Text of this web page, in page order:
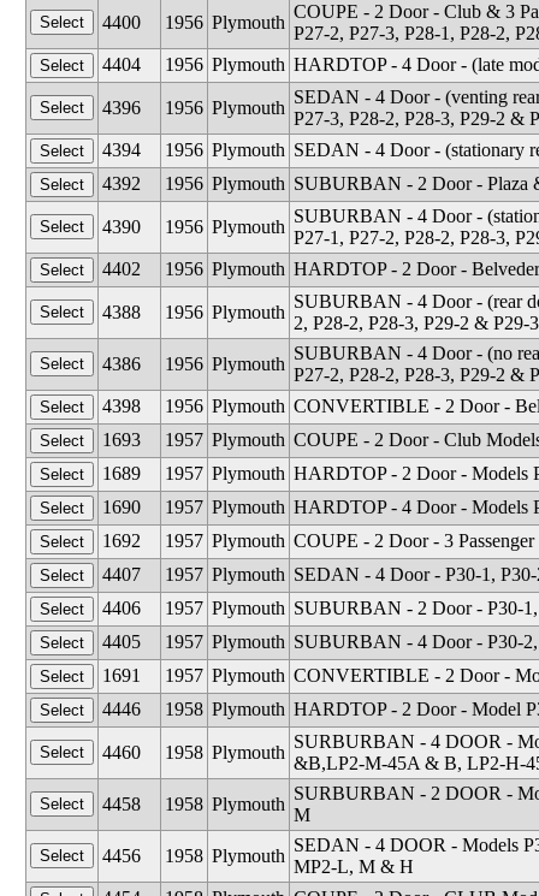
4400 1956 Plymouth
COUPE - 2 Door - Club & 3
P27-2, P27-3, P28-1, P28-2,
4404
1956 Plymouth HARDTOP - 4 Door - (late
4396 1956 Plymouth
SEDAN - 4 Door - (venting
P27-3, P28-2, P28-3, P29-2 &
4394
1956 Plymouth SEDAN - 4 Door - (stationary
4392
1956 Plymouth SUBURBAN - 2 Door - Plaza
4390 1956 Plymouth
SUBURBAN - 4 Door -
P27-1, P27-2, P28-2, P28-3,
4402
1956 Plymouth HARDTOP - 2 Door -
4388 1956 Plymouth
SUBURBAN - 4 Door - (rear
2, P28-2, P28-3, P29-2 & P29-3
4386
1956 Plymouth
SUBURBAN - 4 Door - (no
P27-2, P28-2, P28-3, P29-2 &
4398
1956 Plymouth CONVERTIBLE - 2 Door -
1693
1957 Plymouth COUPE - 2 Door - Club
1689
1957 Plymouth HARDTOP - 2 Door - Models
1690
1957 Plymouth HARDTOP - 4 Door - Models
1692
1957 Plymouth COUPE - 2 Door - 3
4407
1957 Plymouth SEDAN - 4 Door - P30-1,
4406
1957 Plymouth SUBURBAN - 2 Door - P30-
4405
1957 Plymouth SUBURBAN - 4 Door - P30-
1691
1957 Plymouth CONVERTIBLE - 2 Door -
4446
1958 Plymouth HARDTOP - 2 Door - Model
4460 1958 Plymouth
SURBURBAN - 4 DOOR -
&B,LP2-M-45A & B, LP2-H-
4458
1958 Plymouth
SURBURBAN - 2 DOOR -
M
4456
1958 Plymouth
SEDAN - 4 DOOR - Models
MP2-L, M & H